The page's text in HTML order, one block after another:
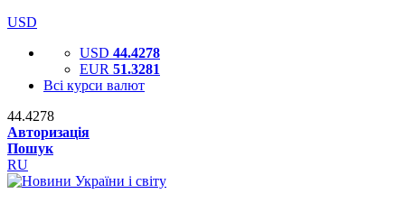
USD
USD 44.4278
EUR 51.3281
Всі курси валют
44.4278
Авторизація
Пошук
RU